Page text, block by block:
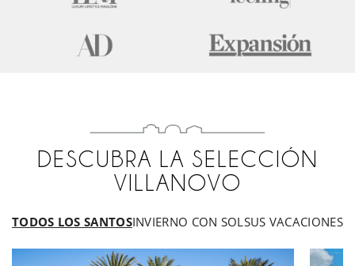
DESCUBRA LA SELECCIÓN
VILLANOVO
TODOS LOS SANTOSINVIERNO CON SOLSUS VACACIONES
Todos